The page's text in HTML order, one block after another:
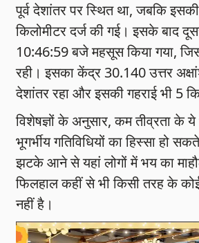
पूर्व देशांतर पर स्थित था, जबकि
किलोमीटर दर्ज की गई। इसके बाद
10:46:59 बजे महसूस किया गया,
रही। इसका केंद्र 30.140 उत्तर
देशांतर रहा और इसकी गहराई भी 5
विशेषज्ञों के अनुसार, कम तीव्रता के
भूगर्भीय गतिविधियों का हिस्सा हो
झटके आने से यहां लोगों में भय का
फिलहाल कहीं से भी किसी तरह के
नहीं है।